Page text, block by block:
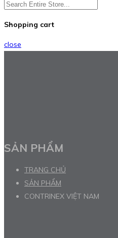
Shopping cart
close
SẢN PHẨM
TRANG CHỦ
SẢN PHẨM
CONTRINEX VIỆT NAM